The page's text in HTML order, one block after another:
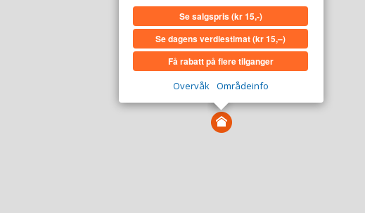
Se salgspris(kr 15,-)
Se dagens verdiestimat(kr 15,–)
Få rabatt på flere tilganger
Overvåk Områdeinfo